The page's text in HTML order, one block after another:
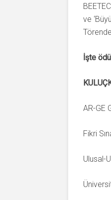
ve
İşte
AR-GE
Fikri
Ulusal-